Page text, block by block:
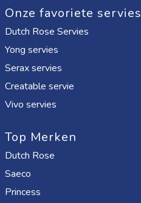
Onze favoriete servies
Dutch Rose Servies
Yong servies
Serax servies
Creatable servie
Vivo servies
Top Merken
Dutch Rose
Saeco
Princess